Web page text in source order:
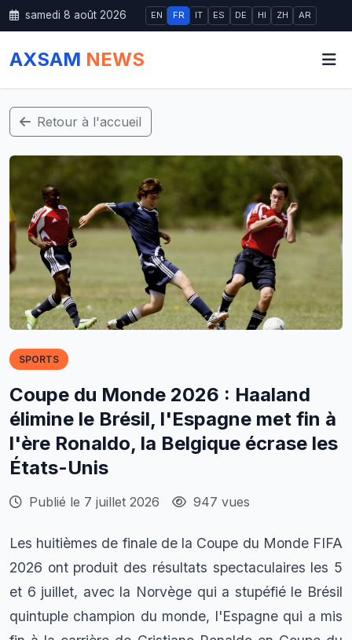
samedi 8 août 2026 EN FR IT ES DE HI ZH AR
AXSAM NEWS
Retour à l'accueil
SPORTS
Coupe du Monde 2026 : Haaland
élimine le Brésil, l'Espagne met fin à
l'ère Ronaldo, la Belgique écrase les
États-Unis
Publié le 7 juillet 2026 947 vues
Les huitièmes de finale de la Coupe du Monde FIFA
2026 ont produit des résultats spectaculaires les 5
et 6 juillet, avec la Norvège qui a stupéfié le Brésil
quintuple champion du monde, l'Espagne qui a mis